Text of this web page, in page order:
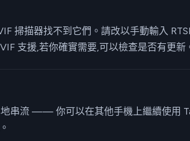
掃描器找不到它們。請改以手動輸入
支援,若你確實需要,可以檢查是否有更新
串流 —— 你可以在其他手機上繼續使用